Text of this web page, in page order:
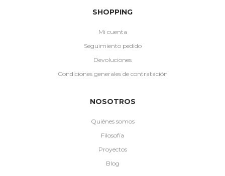
SHOPPING
Mi cuenta
Seguimiento pedido
Devoluciones
Condiciones generales de contratación
NOSOTROS
Quiénes somos
Filosofía
Proyectos
Blog